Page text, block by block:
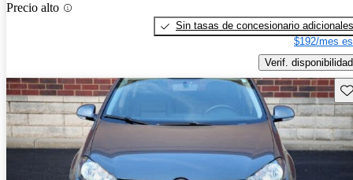
Precio alto
Sin tasas de concesionario adicionales
$192/mes
Verif. disponibilidad